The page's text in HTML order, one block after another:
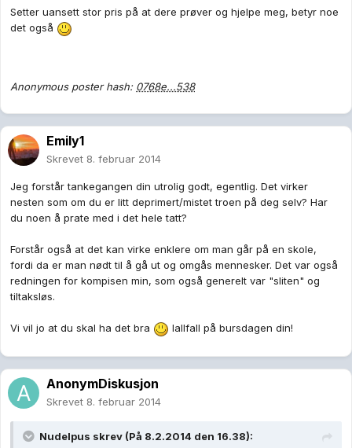
Setter uansett stor pris på at dere prøver og hjelpe meg, betyr noe
det også
Anonymous poster hash: 0768e...538
Emily1
Skrevet 8. februar 2014
Jeg forstår tankegangen din utrolig godt, egentlig. Det virker
nesten som om du er litt deprimert/mistet troen på deg selv? Har
du noen å prate med i det hele tatt?
Forstår også at det kan virke enklere om man går på en skole,
fordi da er man nødt til å gå ut og omgås mennesker. Det var også
redningen for kompisen min, som også generelt var "sliten" og
tiltaksløs.
Vi vil jo at du skal ha det bra Iallfall på bursdagen din!
AnonymDiskusjon
Skrevet 8. februar 2014
Nudelpus skrev (På 8.2.2014 den 16.38):